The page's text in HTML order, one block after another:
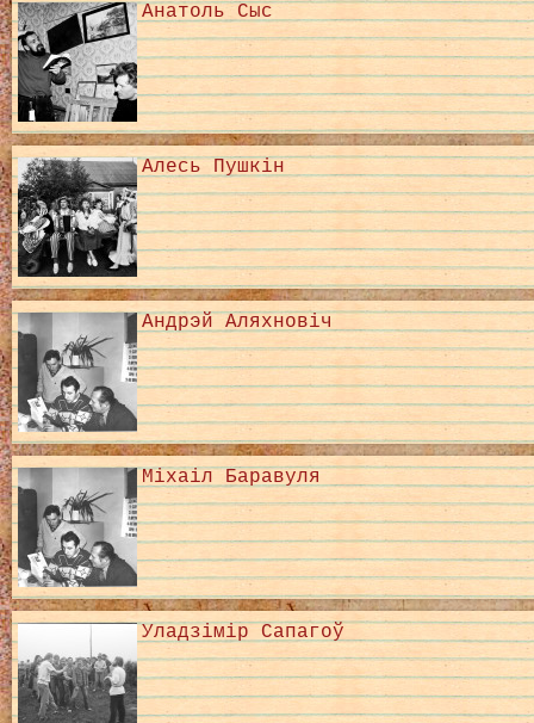
Анатоль Сыс
Алесь Пушкін
Андрэй Аляхновіч
Міхаіл Баравуля
Уладзімір Сапагоў